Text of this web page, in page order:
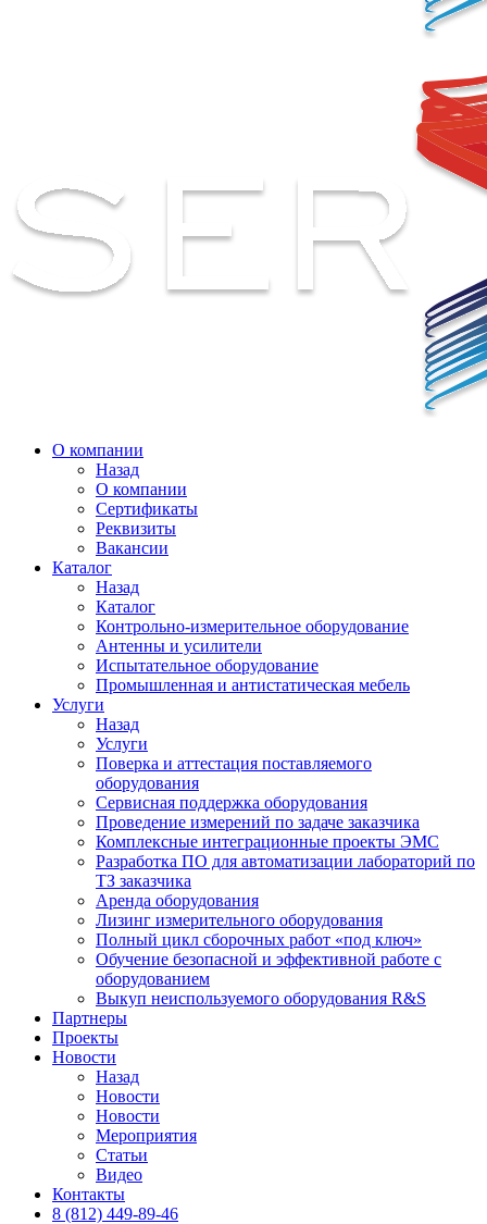
О компании
Назад
О компании
Сертификаты
Реквизиты
Вакансии
Каталог
Назад
Каталог
Контрольно-измерительное оборудование
Антенны и усилители
Испытательное оборудование
Промышленная и антистатическая мебель
Услуги
Назад
Услуги
Поверка и аттестация поставляемого
оборудования
Сервисная поддержка оборудования
Проведение измерений по задаче заказчика
Комплексные интеграционные проекты ЭМС
Разработка ПО для автоматизации лабораторий по
ТЗ заказчика
Аренда оборудования
Лизинг измерительного оборудования
Полный цикл сборочных работ «под ключ»
Обучение безопасной и эффективной работе с
оборудованием
Выкуп неиспользуемого оборудования R&S
Партнеры
Проекты
Новости
Назад
Новости
Новости
Мероприятия
Статьи
Видео
Контакты
8 (812) 449-89-46